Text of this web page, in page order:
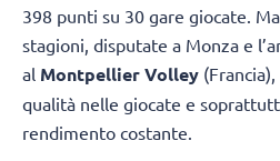
398 punti su 30 gare giocate.
stagioni, disputate a Monza e
al MontpellierVolley
qualità nelle giocate e
rendimento costante.